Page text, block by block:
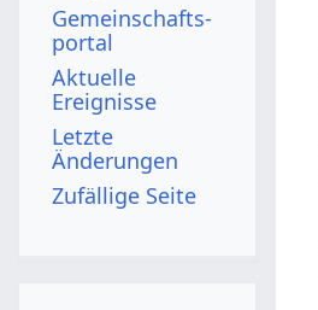
Gemeinschafts­
portal
Aktuelle
Ereignisse
Letzte
Änderungen
Zufällige Seite